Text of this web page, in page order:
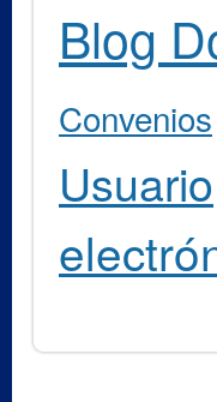
Blog
Convenios
Usuario